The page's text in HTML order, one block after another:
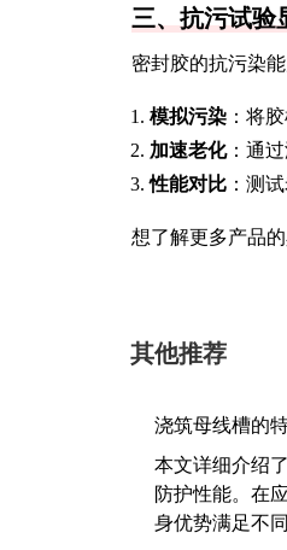
三、抗污试验
密封胶的抗污染
模拟污染 ：将
加速老化：通
性能对比 ：测
想了解更多产品
其他推荐
浇筑母线槽的
本文详细介绍
防护性能。在
身优势满足不